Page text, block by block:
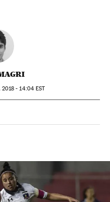
2018 - 14:04EST
Sociales